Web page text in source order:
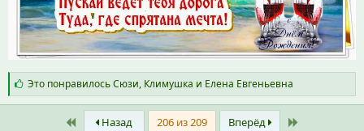
С
и
м
Это понравилосьСюзи, Климушка и Елена Евгеньевна
First Назад 206 из 209 Вперёд